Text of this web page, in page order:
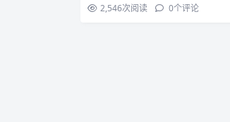
调整差额的活…
2,546次阅读 0个评论